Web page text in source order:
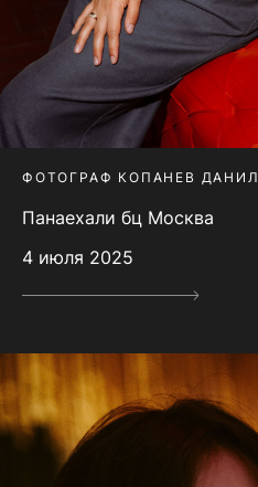
ФОТОГРАФ КОПАНЕВ ДАНИЛ
Панаехали бц Москва
4 июля 2025